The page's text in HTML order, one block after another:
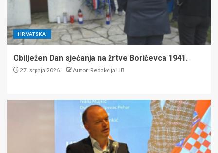
HRVATSKA
Obilježen Dan sjećanja na žrtve Boričevca 1941.
27. srpnja 2026. Autor: Redakcija HB